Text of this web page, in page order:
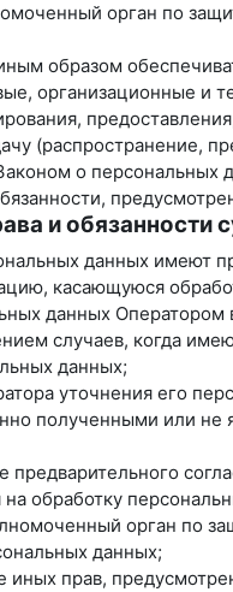
орган по
образом
организационные и
(распространение,
о персональных
и обязанности
данных имеют
касающуюся
данных
случаев, когда
данных;
уточнения его
полученными или не
предварительного
на обработку
орган по
данных;
иных прав,